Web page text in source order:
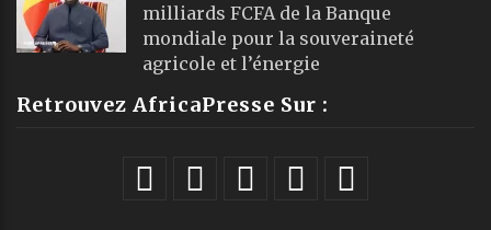
milliards FCFA de la Banque
mondiale pour la souveraineté
agricole et l’énergie
Retrouvez AfricaPresse Sur :